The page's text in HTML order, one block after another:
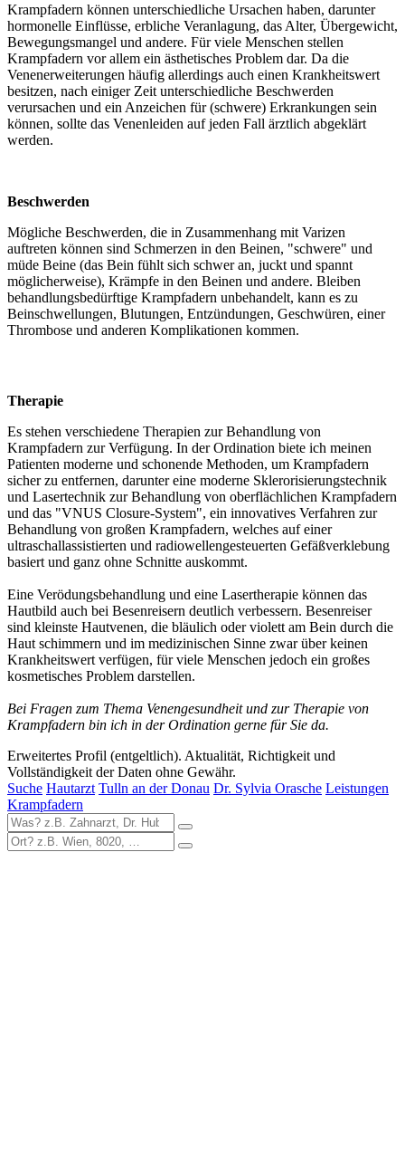
Krampfadern können unterschiedliche Ursachen haben, darunter
hormonelle Einflüsse, erbliche Veranlagung, das Alter, Übergewicht,
Bewegungsmangel und andere. Für viele Menschen stellen
Krampfadern vor allem ein ästhetisches Problem dar. Da die
Venenerweiterungen häufig allerdings auch einen Krankheitswert
besitzen, nach einiger Zeit unterschiedliche Beschwerden
verursachen und ein Anzeichen für (schwere) Erkrankungen sein
können, sollte das Venenleiden auf jeden Fall ärztlich abgeklärt
werden.
Beschwerden
Mögliche Beschwerden, die in Zusammenhang mit Varizen
auftreten können sind Schmerzen in den Beinen, "schwere" und
müde Beine (das Bein fühlt sich schwer an, juckt und spannt
möglicherweise), Krämpfe in den Beinen und andere. Bleiben
behandlungsbedürftige Krampfadern unbehandelt, kann es zu
Beinschwellungen, Blutungen, Entzündungen, Geschwüren, einer
Thrombose und anderen Komplikationen kommen.
Therapie
Es stehen verschiedene Therapien zur Behandlung von
Krampfadern zur Verfügung. In der Ordination biete ich meinen
Patienten moderne und schonende Methoden, um Krampfadern
sicher zu entfernen, darunter eine moderne Sklerorisierungstechnik
und Lasertechnik zur Behandlung von oberflächlichen Krampfadern
und das "VNUS Closure-System", ein innovatives Verfahren zur
Behandlung von großen Krampfadern, welches auf einer
ultraschallassistierten und radiowellengesteuerten Gefäßverklebung
basiert und ganz ohne Schnitte auskommt.
Eine Verödungsbehandlung und eine Lasertherapie können das
Hautbild auch bei Besenreisern deutlich verbessern. Besenreiser
sind kleinste Hautvenen, die bläulich oder violett am Bein durch die
Haut schimmern und im medizinischen Sinne zwar über keinen
Krankheitswert verfügen, für viele Menschen jedoch ein großes
kosmetisches Problem darstellen.
Bei Fragen zum Thema Venengesundheit und zur Therapie von
Krampfadern bin ich in der Ordination gerne für Sie da.
Erweitertes Profil (entgeltlich). Aktualität, Richtigkeit und
Vollständigkeit der Daten ohne Gewähr.
Suche Hautarzt Tulln an der Donau Dr. Sylvia Orasche Leistungen
Krampfadern